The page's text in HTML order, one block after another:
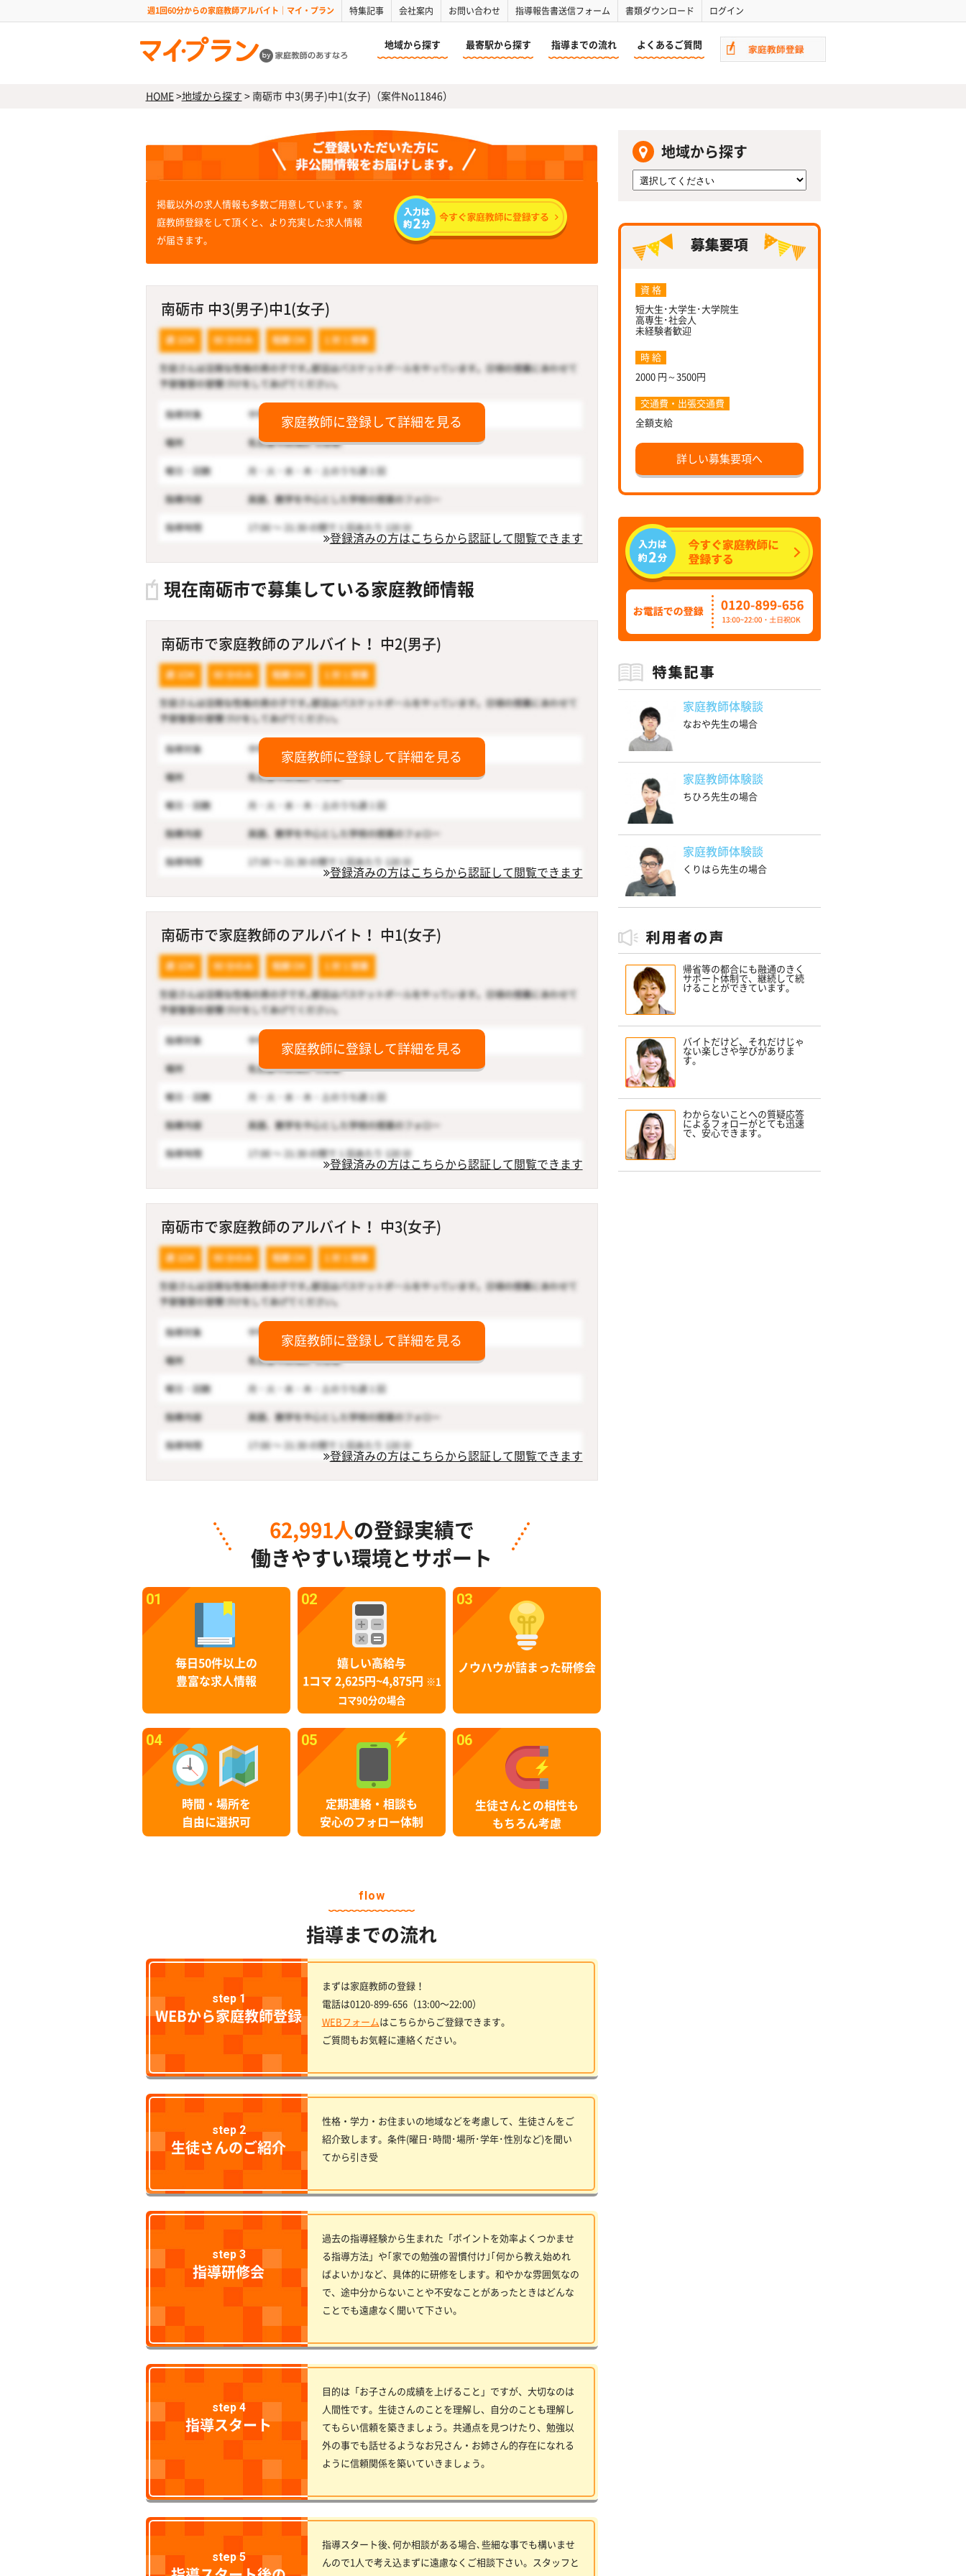
週1回60分からの家庭教師アルバイト｜マイ・プラン 特集記事 会社案内 お問い合わせ 指導報告書送信フォーム 書類ダウンロード ログイン
地域から探す 最寄駅から探す 指導までの流れ よくあるご質問
HOME>地域から探す >南砺市 中3(男子)中1(女子)（案件No11846）
掲載以外の求人情報も多数ご用意しています。家
庭教師登録をして頂くと、より充実した求人情報
が届きます。
南砺市 中3(男子)中1(女子)
家庭教師に登録して詳細を見る
登録済みの方はこちらから認証して閲覧できます
現在南砺市で募集している家庭教師情報
南砺市で家庭教師のアルバイト！ 中2(男子)
家庭教師に登録して詳細を見る
登録済みの方はこちらから認証して閲覧できます
南砺市で家庭教師のアルバイト！ 中1(女子)
家庭教師に登録して詳細を見る
登録済みの方はこちらから認証して閲覧できます
南砺市で家庭教師のアルバイト！ 中3(女子)
家庭教師に登録して詳細を見る
登録済みの方はこちらから認証して閲覧できます
62,991人 の登録実績で
働きやすい環境とサポート
01
毎日50件以上の
豊富な求人情報
02
嬉しい高給与
1コマ 2,625円~4,875円
※1
コマ90分の場合
03
ノウハウが詰まった研修会
04
時間・場所を
自由に選択可
05
定期連絡・相談も
安心のフォロー体制
06
生徒さんとの相性も
もちろん考慮
flow
指導までの流れ
step 1
WEBから家庭教師登録
まずは家庭教師の登録！
電話は0120-899-656（13:00〜22:00）
WEBフォームはこちらからご登録できます。
ご質問もお気軽に連絡ください。
step 2
生徒さんのご紹介
性格・学力・お住まいの地域などを考慮して、生徒さんをご
紹介致します。条件(曜日･時間･場所･学年･性別など)を聞い
てから引き受
step 3
指導研修会
過去の指導経験から生まれた「ポイントを効率よくつかませ
る指導方法」や｢家での勉強の習慣付け｣｢何から教え始めれ
ばよいか｣など、具体的に研修をします。和やかな雰囲気なの
で、途中分からないことや不安なことがあったときはどんな
ことでも遠慮なく聞いて下さい。
step 4
指導スタート
目的は「お子さんの成績を上げること」ですが、大切なのは
人間性です。生徒さんのことを理解し、自分のことも理解し
てもらい信頼を築きましょう。共通点を見つけたり、勉強以
外の事でも話せるようなお兄さん・お姉さん的存在になれる
ように信頼関係を築いていきましょう。
step 5
指導スタート後､何か相談がある場合､些細な事でも構いませ
んので1人で考え込まずに遠慮なくご相談下さい。スタッフと
地域から探す
資 格
短大生･大学生･大学院生
高専生･社会人
未経験者歓迎
時 給
2000 円～3500円
交通費・出張交通費
全額支給
詳しい募集要項へ
家庭教師体験談
なおや先生の場合
家庭教師体験談
ちひろ先生の場合
家庭教師体験談
くりはら先生の場合
帰省等の都合にも融通のきく
サポート体制で、継続して続
けることができています。
バイトだけど、それだけじゃ
ない楽しさや学びがありま
す。
わからないことへの質疑応答
によるフォローがとても迅速
で、安心できます。